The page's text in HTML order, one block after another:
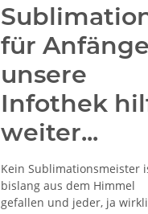
für
unsere
Infothek
weiter...
Kein Sublimationsmeister
bislang aus dem Himmel
gefallen und jeder, ja